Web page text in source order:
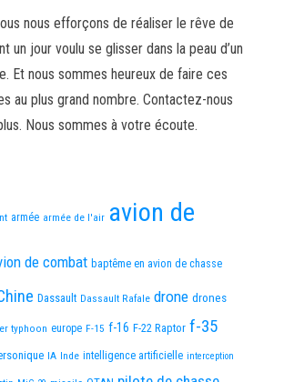
nous efforçons de réaliser le rêve de
un jour voulu se glisser dans la peau d’un
Et nous sommes heureux de faire ces
au plus grand nombre. Contactez-nous
Nous sommes à votre écoute.
armée armée de l'air avion de
de combat baptême en avion de chasse
Dassault Dassault Rafale drone drones
typhoon europe F-15 f-16 F-22 Raptor f-35
IA Inde intelligence artificielle interception